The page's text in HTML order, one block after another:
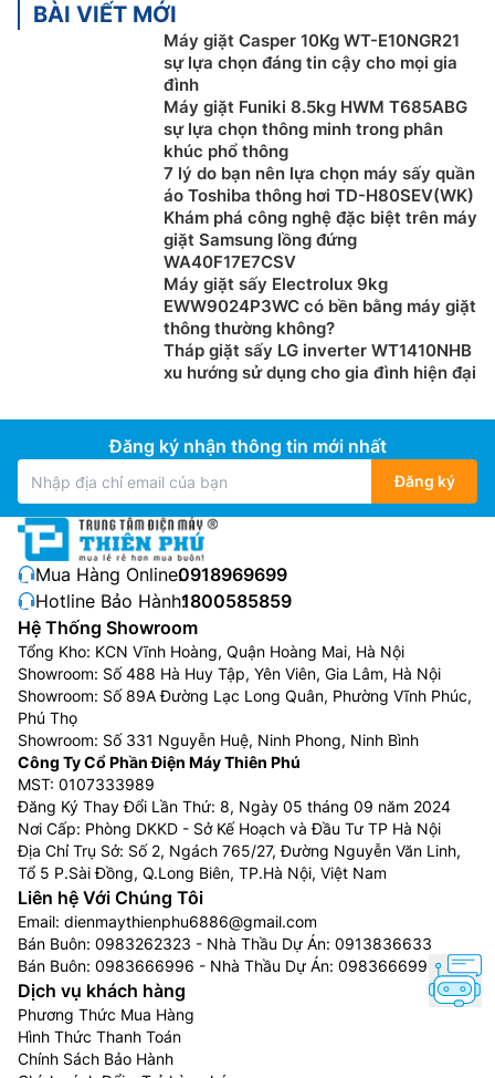
BÀI VIẾT MỚI
Máy giặt Casper 10Kg WT-E10NGR21
sự lựa chọn đáng tin cậy cho mọi gia
đình
Máy giặt Funiki 8.5kg HWM T685ABG
sự lựa chọn thông minh trong phân
khúc phổ thông
7 lý do bạn nên lựa chọn máy sấy quần
áo Toshiba thông hơi TD-H80SEV(WK)
Khám phá công nghệ đặc biệt trên máy
giặt Samsung lồng đứng
WA40F17E7CSV
Máy giặt sấy Electrolux 9kg
EWW9024P3WC có bền bằng máy giặt
thông thường không?
Tháp giặt sấy LG inverter WT1410NHB
xu hướng sử dụng cho gia đình hiện đại
Đăng ký nhận thông tin mới nhất
Đăng ký
Mua Hàng Online:0918969699
Hotline Bảo Hành:1800585859
Hệ Thống Showroom
Tổng Kho: KCN Vĩnh Hoàng, Quận Hoàng Mai, Hà Nội
Showroom: Số 488 Hà Huy Tập, Yên Viên, Gia Lâm, Hà Nội
Showroom: Số 89A Đường Lạc Long Quân, Phường Vĩnh Phúc,
Phú Thọ
Showroom: Số 331 Nguyễn Huệ, Ninh Phong, Ninh Bình
Công Ty Cổ Phần Điện Máy Thiên Phú
MST: 0107333989
Đăng Ký Thay Đổi Lần Thứ: 8, Ngày 05 tháng 09 năm 2024
Nơi Cấp: Phòng DKKD - Sở Kế Hoạch và Đầu Tư TP Hà Nội
Địa Chỉ Trụ Sở: Số 2, Ngách 765/27, Đường Nguyễn Văn Linh,
Tổ 5 P.Sài Đồng, Q.Long Biên, TP.Hà Nội, Việt Nam
Liên hệ Với Chúng Tôi
Email: dienmaythienphu6886@gmail.com
Bán Buôn: 0983262323 - Nhà Thầu Dự Án: 0913836633
Bán Buôn: 0983666996 - Nhà Thầu Dự Án: 0983666996
Dịch vụ khách hàng
Phương Thức Mua Hàng
Hình Thức Thanh Toán
Chính Sách Bảo Hành